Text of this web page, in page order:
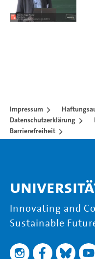
Impressum
Datenschutzerklärung
Barrierefreiheit
Innovating and
Sustainable